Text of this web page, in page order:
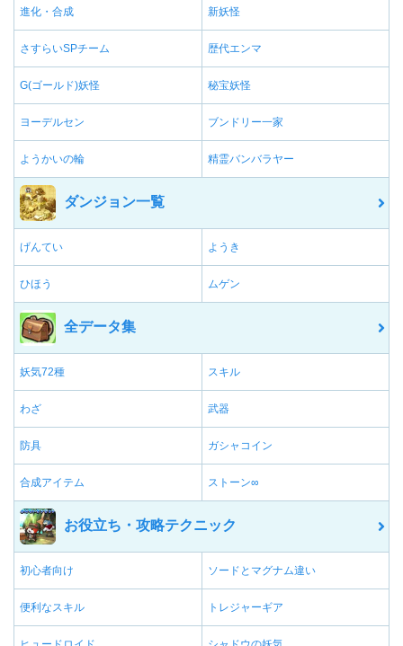
進化・合成 新妖怪
さすらいSPチーム 歴代エンマ
G(ゴールド)妖怪 秘宝妖怪
ヨーデルセン ブンドリー一家
ようかいの輪 精霊バンバラヤー
ダンジョン一覧
げんてい ようき
ひほう ムゲン
全データ集
妖気72種 スキル
わざ 武器
防具 ガシャコイン
合成アイテム ストーン∞
お役立ち・攻略テクニック
初心者向け ソードとマグナム違い
便利なスキル トレジャーギア